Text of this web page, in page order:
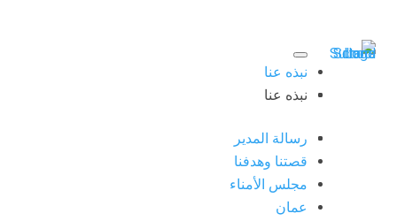
نبذه عنا
نبذه عنا
رسالة المدير
قصتنا وهدفنا
مجلس الأمناء
عمان